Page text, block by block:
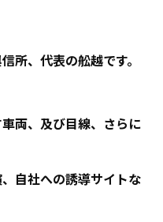
所、代表の舩越です。
両、及び目線、さらに
自社への誘導サイトな